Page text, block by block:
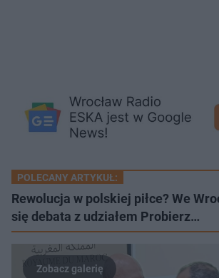
POLECANY ARTYKUŁ:
Rewolucja w polskiej piłce? We
się debata z udziałem Probierz…